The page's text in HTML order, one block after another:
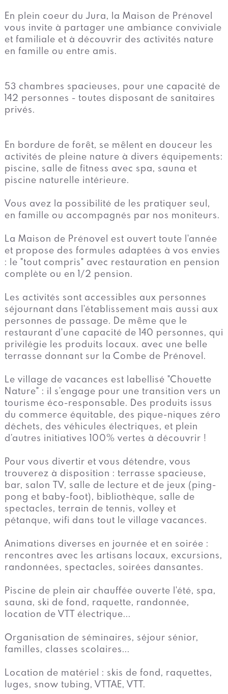
En plein coeur du Jura, la Maison de Prénovel
vous invite à partager une ambiance conviviale
et familiale et à découvrir des activités nature
en famille ou entre amis.
53 chambres spacieuses, pour une capacité de
142 personnes - toutes disposant de sanitaires
privés.
En bordure de forêt, se mêlent en douceur les
activités de pleine nature à divers équipements:
piscine, salle de fitness avec spa, sauna et
piscine naturelle intérieure.
Vous avez la possibilité de les pratiquer seul,
en famille ou accompagnés par nos moniteurs.
La Maison de Prénovel est ouvert toute l'année
et propose des formules adaptées à vos envies
: le "tout compris" avec restauration en pension
complète ou en 1/2 pension.
Les activités sont accessibles aux personnes
séjournant dans l'établissement mais aussi aux
personnes de passage. De même que le
restaurant d'une capacité de 140 personnes, qui
privilégie les produits locaux. avec une belle
terrasse donnant sur la Combe de Prénovel.
Le village de vacances est labellisé "Chouette
Nature" : il s’engage pour une transition vers un
tourisme éco-responsable. Des produits issus
du commerce équitable, des pique-niques zéro
déchets, des véhicules électriques, et plein
d’autres initiatives 100% vertes à découvrir !
Pour vous divertir et vous détendre, vous
trouverez à disposition : terrasse spacieuse,
bar, salon TV, salle de lecture et de jeux (ping-
pong et baby-foot), bibliothèque, salle de
spectacles, terrain de tennis, volley et
pétanque, wifi dans tout le village vacances.
Animations diverses en journée et en soirée :
rencontres avec les artisans locaux, excursions,
randonnées, spectacles, soirées dansantes.
Piscine de plein air chauffée ouverte l'été, spa,
sauna, ski de fond, raquette, randonnée,
location de VTT électrique...
Organisation de séminaires, séjour sénior,
familles, classes scolaires...
Location de matériel : skis de fond, raquettes,
luges, snow tubing, VTTAE, VTT.